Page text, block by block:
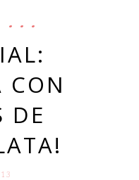
CON
DE